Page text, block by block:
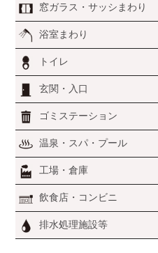
窓ガラス・サッシまわり
浴室まわり
トイレ
玄関・入口
ゴミステーション
温泉・スパ・プール
工場・倉庫
飲食店・コンビニ
排水処理施設等